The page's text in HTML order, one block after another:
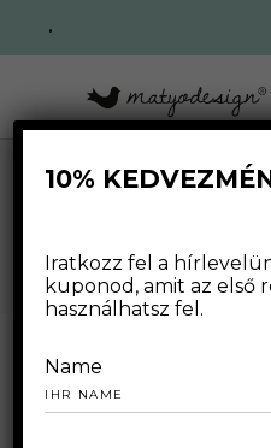
.
WEBSHOP
10%
Iratkozz fel a
kuponod, amit az első
használhatsz fel.
Name